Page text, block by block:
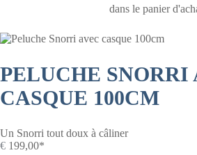
dans le panier
PELUCHE SNORRI
CASQUE 100CM
Un Snorri tout doux à câliner
€ 199,00*